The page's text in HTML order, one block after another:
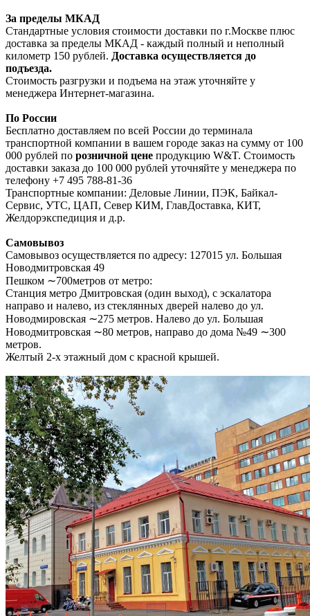
За пределы МКАД
Стандартные условия стоимости доставки по г.Москве плюс
доставка за пределы МКАД - каждый полный и неполный
километр 150 рублей. Доставка осуществляется до
подъезда.
Стоимость разгрузки и подъема на этаж уточняйте у
менеджера Интернет-магазина.
По России
Бесплатно доставляем по всей России до терминала
транспортной компании в вашем городе заказ на сумму от 100
000 рублей по розничной цене продукцию W&T. Стоимость
доставки заказа до 100 000 рублей уточняйте у менеджера по
телефону +7 495 788-81-36
Транспортные компании: Деловые Линии, ПЭК, Байкал-
Сервис, УТС, ЦАП, Север КИМ, ГлавДоставка, КИТ,
Желдорэкспедиция и д.р.
Самовывоз
Самовывоз осуществляется по адресу: 127015 ул. Большая
Новодмитровская 49
Пешком ∼700метров от метро:
Станция метро Дмитровская (один выход), с эскалатора
направо и налево, из стеклянных дверей налево до ул.
Новодмировская ∼275 метров. Налево до ул. Большая
Новодмитровская ∼80 метров, направо до дома №49 ∼300
метров.
Желтый 2-х этажный дом с красной крышей.